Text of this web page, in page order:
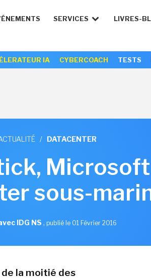
SERVICES LIVRES-
IA CYBERCOACH TESTS
/ DATACENTER
sous-
IDG NS , publié le 01 Février 2016
la moitié des